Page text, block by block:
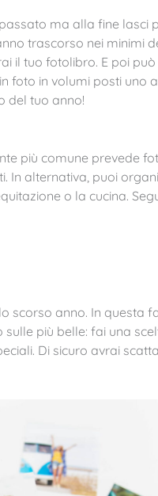
ma alla fine lasci
trascorso nei minimi
il tuo fotolibro. E poi
in volumi posti uno
del tuo anno!
più comune prevede
In alternativa, puoi
o la cucina.
scorso anno. In questa
più belle: fai una
Di sicuro avrai